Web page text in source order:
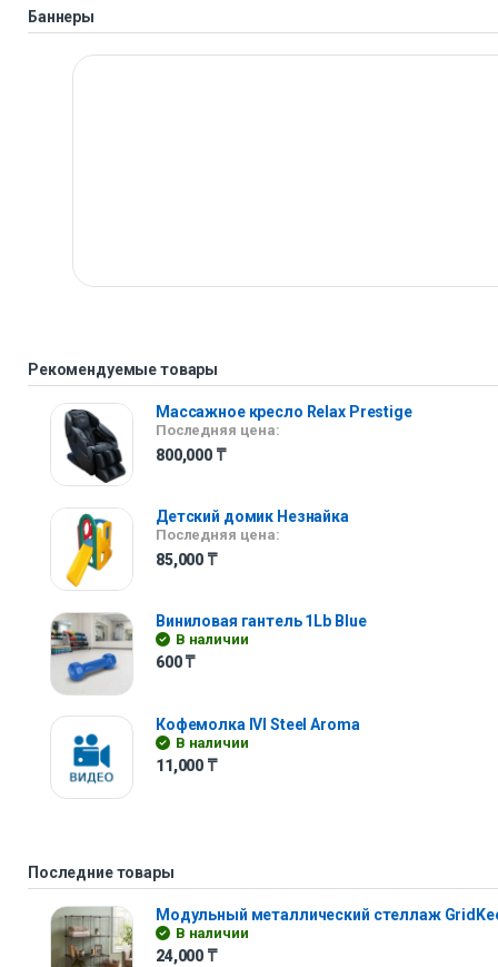
Баннеры
Рекомендуемые товары
Массажное кресло Relax Prestige
Последняя цена:
800,000 ₸
Детский домик Незнайка
Последняя цена:
85,000 ₸
Виниловая гантель 1Lb Blue
В наличии
600₸
Кофемолка IVI Steel Aroma
В наличии
11,000 ₸
Последние товары
Модульный металлический стеллаж
В наличии
24,000 ₸